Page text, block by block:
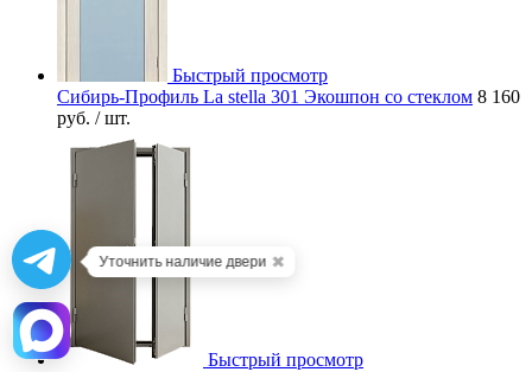
Быстрый просмотр
Сибирь-Профиль La stella 301 Экошпон со стеклом 8 160
руб. / шт.
Быстрый просмотр
Уточнить наличие двери ✖